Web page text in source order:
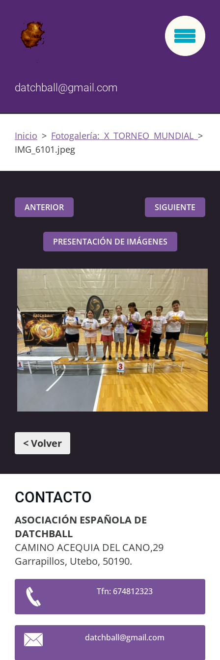
datchball@gmail.com
Inicio > Fotogalería: X TORNEO MUNDIAL >
IMG_6101.jpeg
ANTERIOR SIGUIENTE
PRESENTACIÓN DE IMÁGENES
< Volver
CONTACTO
ASOCIACIÓN ESPAÑOLA DE
DATCHBALL
CAMINO ACEQUIA DEL CANO,29
Garrapillos, Utebo, 50190.
Tfn: 674812323
datchball@gmail.com